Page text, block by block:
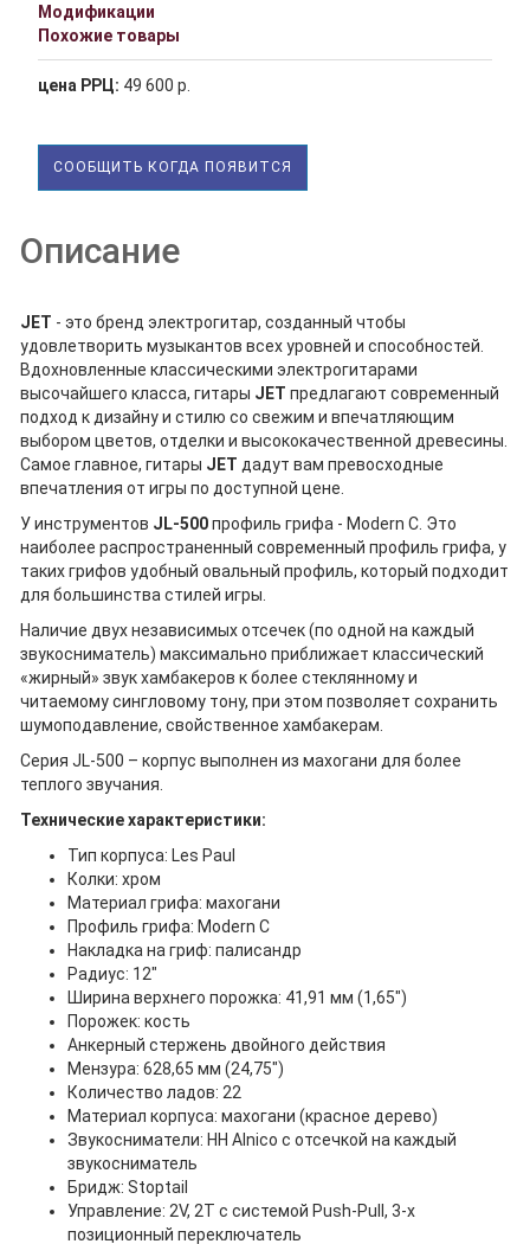
Модификации
Похожие товары
цена РРЦ: 49 600 р.
СООБЩИТЬ КОГДА ПОЯВИТСЯ
Описание
JET - это бренд электрогитар, созданный чтобы
удовлетворить музыкантов всех уровней и способностей.
Вдохновленные классическими электрогитарами
высочайшего класса, гитары JET предлагают современный
подход к дизайну и стилю со свежим и впечатляющим
выбором цветов, отделки и высококачественной древесины.
Самое главное, гитары JET дадут вам превосходные
впечатления от игры по доступной цене.
У инструментов JL-500профиль грифа - Modern C. Это
наиболее распространенный современный профиль грифа, у
таких грифов удобный овальный профиль, который подходит
для большинства стилей игры.
Наличие двух независимых отсечек (по одной на каждый
звукосниматель) максимально приближает классический
«жирный» звук хамбакеров к более стеклянному и
читаемому сингловому тону, при этом позволяет сохранить
шумоподавление, свойственное хамбакерам.
Серия JL-500 – корпус выполнен из махогани для более
теплого звучания.
Технические характеристики:
Тип корпуса: Les Paul
Колки: хром
Материал грифа: махогани
Профиль грифа: Modern C
Накладка на гриф: палисандр
Радиус: 12"
Ширина верхнего порожка: 41,91 мм (1,65")
Порожек: кость
Анкерный стержень двойного действия
Мензура: 628,65 мм (24,75")
Количество ладов: 22
Материал корпуса: махогани (красное дерево)
Звукосниматели: HH Alnico с отсечкой на каждый
звукосниматель
Бридж: Stoptail
Управление: 2V, 2T с системой Push-Pull, 3-х
позиционный переключатель